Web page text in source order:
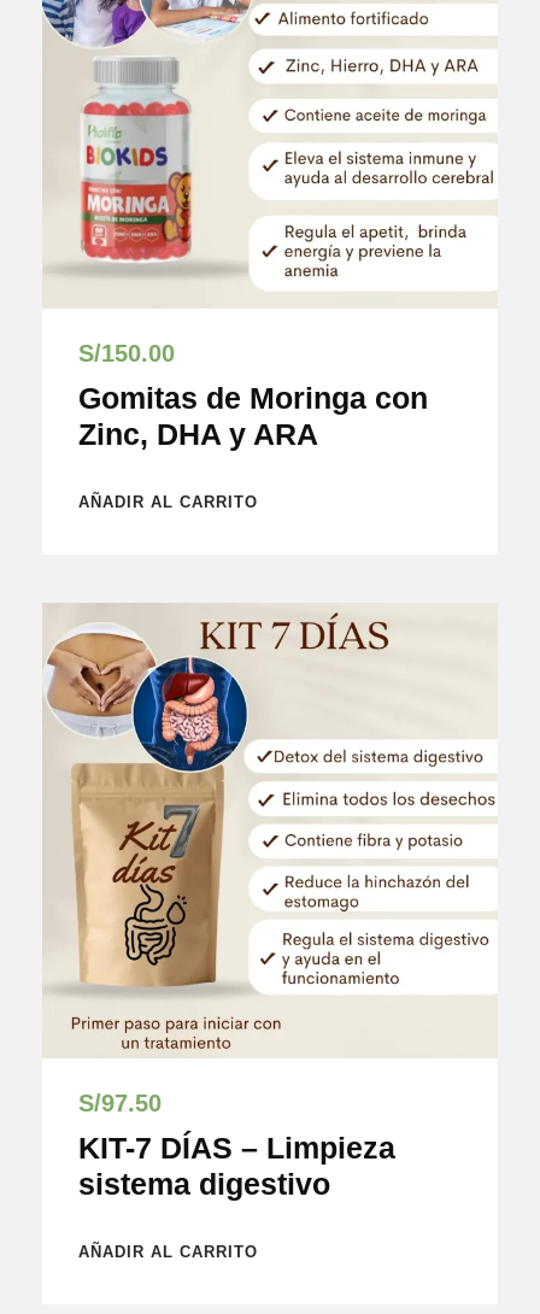
S/150.00
Gomitas de Moringa con
Zinc, DHA y ARA
AÑADIR AL CARRITO
S/97.50
KIT-7 DÍAS – Limpieza
sistema digestivo
AÑADIR AL CARRITO